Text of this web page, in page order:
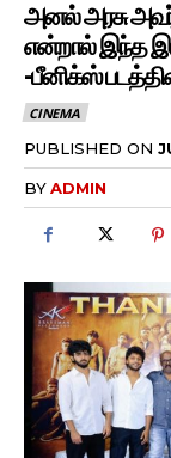
அனல் அரசு
என்றால் இந்த
-பீனிக்ஸ்
CINEMA
PUBLISHED ON
BYADMIN